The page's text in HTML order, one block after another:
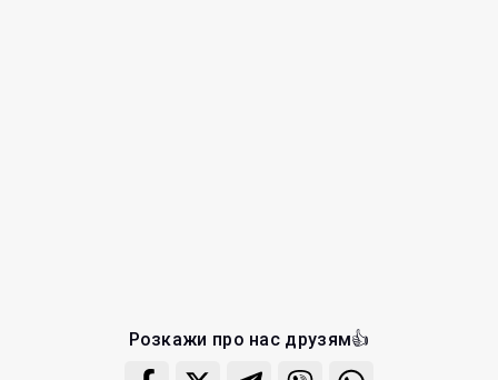
Розкажи про нас друзям👍